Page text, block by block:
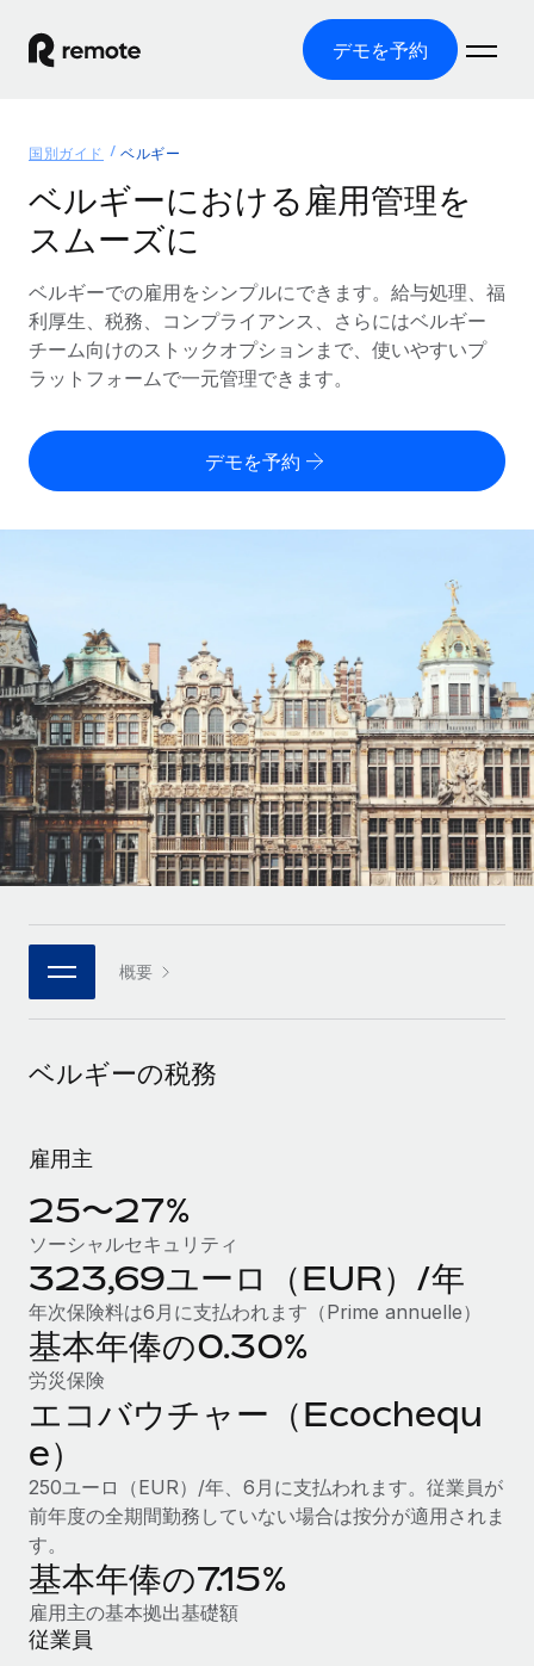
デモを予約
グローバル雇用
グローバル給与処理
コンプライアンス対応の給与処理を手軽に
Employer of Record（EOR）
グローバル展開をコストをかけずに実現
Contractor of Record
世界中の契約社員と法令を遵守して契約
インフラ
Remote統合
人事機能をワークフローにシームレスに統合する
プラットフォーム
チームのための人事の基本機能を内蔵
接続 新しい
当社のMCPを使用して、あらゆるAIツールをRemoteに接続
統合
基本的なビジネスツールを活用して業務プロセスを効率化す
専門家に相談
バックグラウンドチェック
候補者の選考プロセスをシンプルに
Compliance Watchtower
コンプライアンスリスクを先回りして対応
デバイス管理
ITデバイスを世界規模で提供・管理
法人設立
法令順守した法人をスピーディに設立
移住・転勤
従業員の異動をスムーズに
福利厚生
ソリューション
各国の制度に対応
国別ガイド
/国別のグローバル雇用支援を検索する
Remoteを他社と比較
スタートアップ
成長中の企業向けのアジャイルなグローバルHR・給与処理ソ
リューション
ミッドマーケット
カスタマイズされた人事ソリューションでチームを拡大する
企業
大企業向けのグローバルHR
パートナーに登録
戦略的テクノロジーパートナー
グローバルな人事機能を柔軟に自社プラットフォームへ統合
当社とのパートナーシップの可能性を検討する
統合とAI自動化に関するコンサルティング
リソース
ツールと計算ツール
従業員コスト計算ツール
グローバルな契約社員向けに、通貨オプションと支払スピー
REMOTEで学習
リサーチおよびガイド
活用事例
HR用語集
チェックリストおよびテンプレート
職務内容ライブラリ
ウェビナー
イベント
ニュースルーム
情報センター
サポートを依頼する
すべてのリソースを表示する
ブログ
グローバル給与処理
EORおよびPEO
契約社員管理
税務
ブログを読む
ブログ
価格
English
Français
Deutsch
Español
Italiano
Português (Portugal)
日本語
한국어
国別ガイド ベルギー
ベルギーにおける雇用管理を
スムーズに
ベルギーでの雇用をシンプルにできます。給与処理、福
利厚生、税務、コンプライアンス、さらにはベルギー
チーム向けのストックオプションまで、使いやすいプ
ラットフォームで一元管理できます。
デモを予約
概要
ベルギーの税務
雇用主
25〜27%
ソーシャルセキュリティ
323,69ユーロ（EUR）/年
年次保険料は6月に支払われます（Prime annuelle）
基本年俸の0.30%
労災保険
エコバウチャー（Ecochequ
e）
250ユーロ（EUR）/年、6月に支払われます。従業員が
前年度の全期間勤務していない場合は按分が適用されま
す。
基本年俸の7.15%
雇用主の基本拠出基礎額
従業員